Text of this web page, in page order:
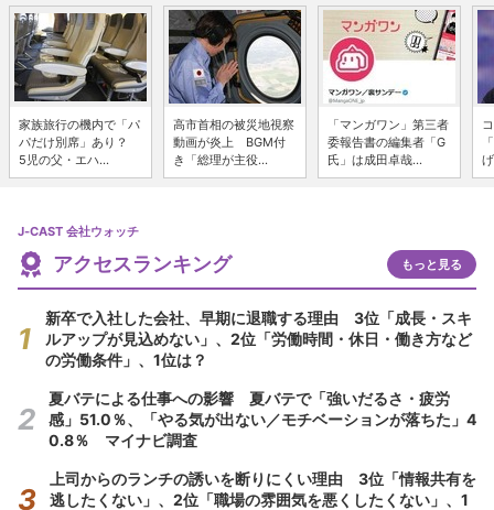
家族旅行の機内で「パ
パだけ別席」あり？
5児の父・エハ...
高市首相の被災地視察
動画が炎上 BGM付
き「総理が主役...
「マンガワン」第三者
委報告書の編集者「G
氏」は成田卓哉...
J-CAST 会社ウォッチ
アクセスランキング もっと見る
新卒で入社した会社、早期に退職する理由 3位「成長・スキ
ルアップが見込めない」、2位「労働時間・休日・働き方など
の労働条件」、1位は？
夏バテによる仕事への影響 夏バテで「強いだるさ・疲労
感」51.0％、「やる気が出ない／モチベーションが落ちた」4
0.8％ マイナビ調査
上司からのランチの誘いを断りにくい理由 3位「情報共有を
逃したくない」、2位「職場の雰囲気を悪くしたくない」、1